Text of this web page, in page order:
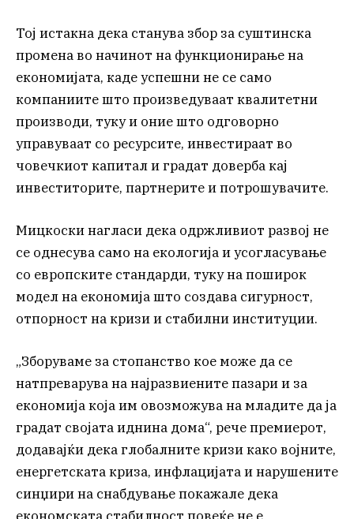
Тој истакна дека станува збор за суштинска
промена во начинот на функционирање на
економијата, каде успешни не се само
компаниите што произведуваат квалитетни
производи, туку и оние што одговорно
управуваат со ресурсите, инвестираат во
човечкиот капитал и градат доверба кај
инвеститорите, партнерите и потрошувачите.
Мицкоски нагласи дека одржливиот развој не
се однесува само на екологија и усогласување
со европските стандарди, туку на поширок
модел на економија што создава сигурност,
отпорност на кризи и стабилни институции.
„Зборуваме за стопанство кое може да се
натпреварува на најразвиените пазари и за
економија која им овозможува на младите да ја
градат својата иднина дома“, рече премиерот,
додавајќи дека глобалните кризи како војните,
енергетската криза, инфлацијата и нарушените
синџири на снабдување покажале дека